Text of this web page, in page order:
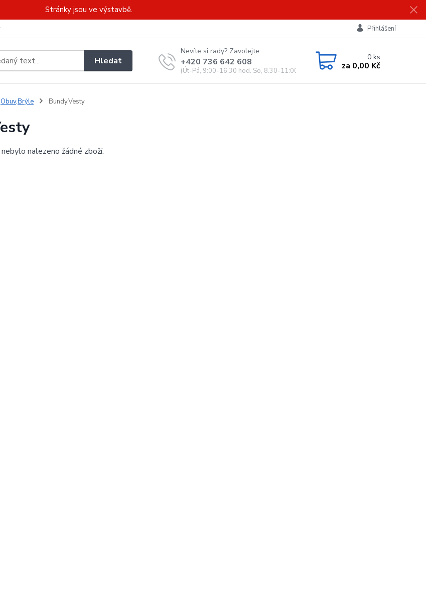
Stránky jsou ve výstavbě.
Přihlášení
Hledat
Nevíte si rady? Zavolejte.
+420 736 642 608
(Út-Pá, 9:00-16.30 hod. So, 8.30-11:00 hod.)
0ks
za 0,00 Kč
Bundy,Vesty
nalezeno žádné zboží.